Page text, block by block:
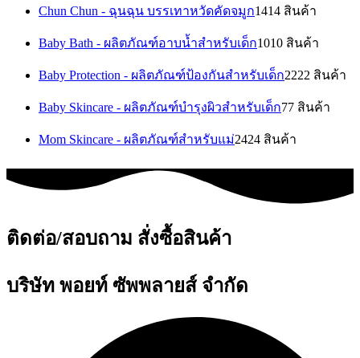
Chun Chun - ฉุนฉุน บรรเทาหวัดคัดจมูก1414 สินค้า
Baby Bath - ผลิตภัณฑ์อาบน้ำสำหรับเด็ก1010 สินค้า
Baby Protection - ผลิตภัณฑ์ป้องกันสำหรับเด็ก2222 สินค้า
Baby Skincare - ผลิตภัณฑ์บำรุงผิวสำหรับเด็ก77 สินค้า
Mom Skincare - ผลิตภัณฑ์สำหรับแม่2424 สินค้า
ติดต่อ/สอบถาม สั่งซื้อสินค้า
บริษัท พอยท์ ซัพพลายส์ จำกัด